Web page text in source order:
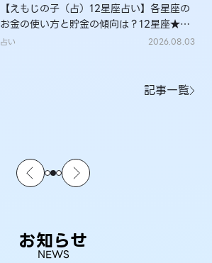
【えもじの子（占）12星座占い】各星座の
お金の使い方と貯金の傾向は？12星座★徹
底解説
占い 2026.08.03
記事一覧
お知らせ
NEWS